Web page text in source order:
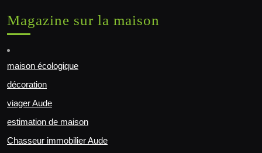
Magazine sur la maison
maison écologique
décoration
viager Aude
estimation de maison
Chasseur immobilier Aude